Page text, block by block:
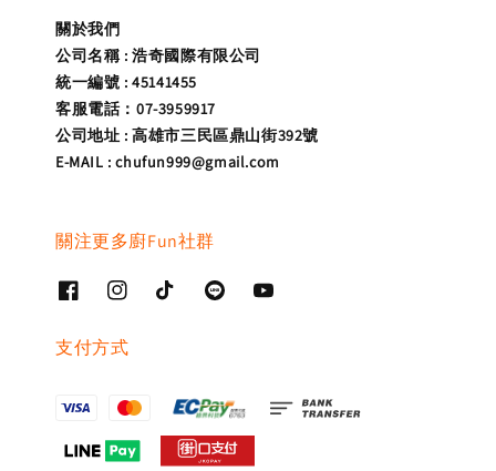
關於我們
公司名稱 : 浩奇國際有限公司
統一編號 : 45141455
客服電話：07-3959917
公司地址 : 高雄市三民區鼎山街392號
E-MAIL : chufun999@gmail.com
關注更多廚Fun社群
支付方式